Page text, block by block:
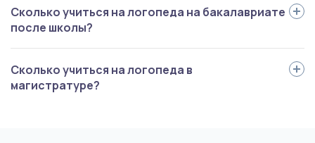
По желанию студента формат обучения может не указываться.
Сколько учиться на логопеда на бакалавриате
после школы?
Среднее время обучения от 4 лет 5 месяцев до 5 лет.
Сколько учиться на логопеда в
магистратуре?